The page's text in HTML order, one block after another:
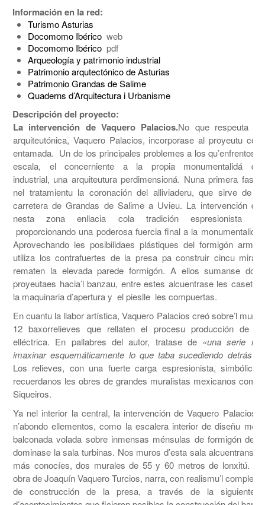
Información en la red:
Turismo Asturias
Docomomo Ibérico web
Docomomo Ibérico pdf
Arqueología y patrimonio industrial
Patrimonio arqutectónico de Asturias
Patrimonio Grandas de Salime
Quaderns d’Arquitectura i Urbanisme
Descripción del proyecto:
La intervención de Vaquero Palacios.No que respeuta a
arquiteutónica, Vaquero Palacios, incorporase al proyeutu
entamada. Un de los principales problemes a los qu’enfrentose
escala, el concerniente a la propia monumentalidá
industrial, una arquiteutura perdimensioná. Nuna primera fase,
nel tratamientu la coronación del alliviaderu, que sirve de
carretera de Grandas de Salime a Uvieu. La intervención de
nesta zona enllacia cola tradición espresionista
proporcionando una poderosa fuercia final a la monumentalidá
Aprovechando les posibilidaes plástiques del formigón
utiliza los contrafuertes de la presa pa construir cincu
rematen la elevada parede formigón. A ellos sumanse dos
proyeutaes hacia’l banzau, entre estes alcuentrase les casetes
la maquinaria d’apertura y el pieslle les compuertas.
En cuantu la llabor artística, Vaquero Palacios creó sobre’l muru
12 baxorrelieves que rellaten el procesu producción de la
elléctrica. En pallabres del autor, tratase de «una serie
imaxinar esquemáticamente lo que taba sucediendo detrás
Los relieves, con una fuerte carga espresionista, simbólica
recuerdanos les obres de grandes muralistas mexicanos como
Siqueiros.
Ya nel interior la central, la intervención de Vaquero Palacios
n’abondo ellementos, como la escalera interior de diseñu
balconada volada sobre inmensas ménsulas de formigón
dominase la sala turbinas. Nos muros d’esta sala alcuentranse
más conocíes, dos murales de 55 y 60 metros de lonxitú. El
obra de Joaquín Vaquero Turcios, narra, con realismu’l
de construcción de la presa, a través de la siguiente